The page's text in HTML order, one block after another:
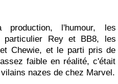
l'humour, les
particulier Rey et BB8, les
Chewie, et le parti pris de
faible en réalité, c'était
nazes de chez Marvel.